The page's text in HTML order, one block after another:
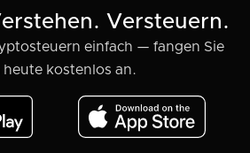
Versteuern.
einfach — fangen Sie
heute kostenlos an.